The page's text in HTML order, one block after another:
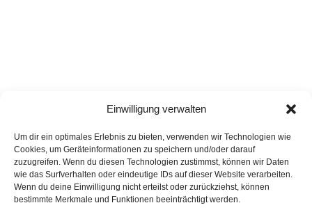
Einwilligung verwalten
Um dir ein optimales Erlebnis zu bieten, verwenden wir Technologien wie
Cookies, um Geräteinformationen zu speichern und/oder darauf
zuzugreifen. Wenn du diesen Technologien zustimmst, können wir Daten
wie das Surfverhalten oder eindeutige IDs auf dieser Website verarbeiten.
Wenn du deine Einwilligung nicht erteilst oder zurückziehst, können
bestimmte Merkmale und Funktionen beeinträchtigt werden.